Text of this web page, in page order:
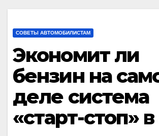
СОВЕТЫ АВТОМОБИЛИСТАМ
Экономит ли
бензин на
деле система
«старт-стоп»